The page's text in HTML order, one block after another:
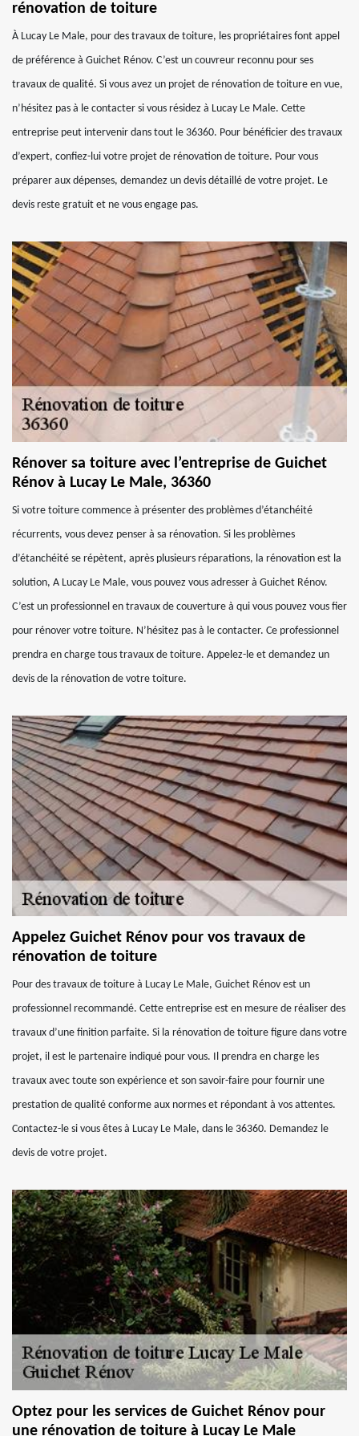
rénovation de toiture
À Lucay Le Male, pour des travaux de toiture, les propriétaires font appel
de préférence à Guichet Rénov. C’est un couvreur reconnu pour ses
travaux de qualité. Si vous avez un projet de rénovation de toiture en vue,
n’hésitez pas à le contacter si vous résidez à Lucay Le Male. Cette
entreprise peut intervenir dans tout le 36360. Pour bénéficier des travaux
d’expert, confiez-lui votre projet de rénovation de toiture. Pour vous
préparer aux dépenses, demandez un devis détaillé de votre projet. Le
devis reste gratuit et ne vous engage pas.
Rénover sa toiture avec l’entreprise de Guichet
Rénov à Lucay Le Male, 36360
Si votre toiture commence à présenter des problèmes d’étanchéité
récurrents, vous devez penser à sa rénovation. Si les problèmes
d’étanchéité se répètent, après plusieurs réparations, la rénovation est la
solution, A Lucay Le Male, vous pouvez vous adresser à Guichet Rénov.
C’est un professionnel en travaux de couverture à qui vous pouvez vous fier
pour rénover votre toiture. N’hésitez pas à le contacter. Ce professionnel
prendra en charge tous travaux de toiture. Appelez-le et demandez un
devis de la rénovation de votre toiture.
Appelez Guichet Rénov pour vos travaux de
rénovation de toiture
Pour des travaux de toiture à Lucay Le Male, Guichet Rénov est un
professionnel recommandé. Cette entreprise est en mesure de réaliser des
travaux d’une finition parfaite. Si la rénovation de toiture figure dans votre
projet, il est le partenaire indiqué pour vous. Il prendra en charge les
travaux avec toute son expérience et son savoir-faire pour fournir une
prestation de qualité conforme aux normes et répondant à vos attentes.
Contactez-le si vous êtes à Lucay Le Male, dans le 36360. Demandez le
devis de votre projet.
Optez pour les services de Guichet Rénov pour
une rénovation de toiture à Lucay Le Male